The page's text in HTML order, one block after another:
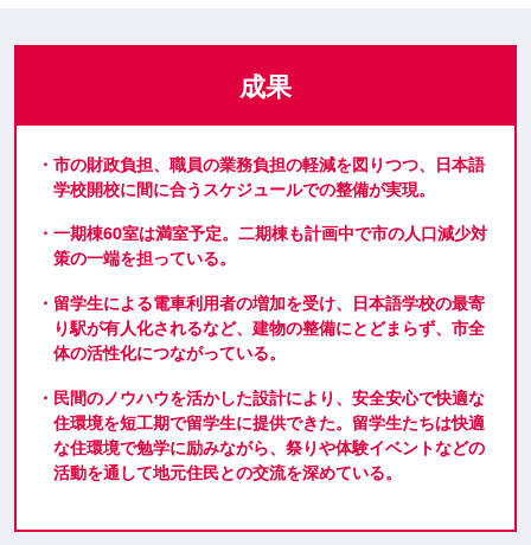
成果
・市の財政負担、職員の業務負担の軽減を図りつつ、日本語
学校開校に間に合うスケジュールでの整備が実現。
・一期棟60室は満室予定。二期棟も計画中で市の人口減少対
策の一端を担っている。
・留学生による電車利用者の増加を受け、日本語学校の最寄
り駅が有人化されるなど、建物の整備にとどまらず、市全
体の活性化につながっている。
・民間のノウハウを活かした設計により、安全安心で快適な
住環境を短工期で留学生に提供できた。​留学生たちは快適
な住環境で勉学に励みながら、祭りや体験イベントなどの
活動を通して地元住民との交流を深めている。